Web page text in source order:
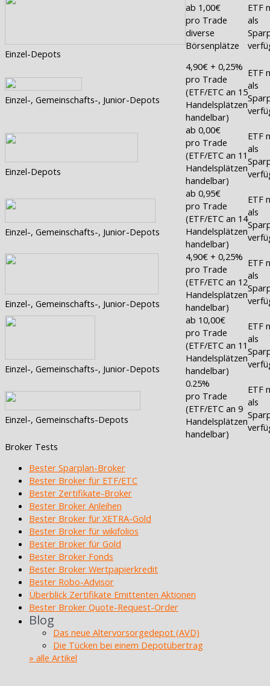
Einzel-Depots
ab 1,00€
pro Trade
diverse
Börsenplätze
ETF
als
Einzel-, Gemeinschafts-, Junior-Depots
4,90€ + 0,25%
pro Trade
(ETF/ETC an 15
Handelsplätzen
handelbar)
ETF
als
Einzel-Depots
ab 0,00€
pro Trade
(ETF/ETC an 11
Handelsplätzen
handelbar)
ETF
als
Einzel-, Gemeinschafts-, Junior-Depots
ab 0,95€
pro Trade
(ETF/ETC an 14
Handelsplätzen
handelbar)
ETF
als
Einzel-, Gemeinschafts-, Junior-Depots
4,90€ + 0,25%
pro Trade
(ETF/ETC an 12
Handelsplätzen
handelbar)
ETF
als
Einzel-, Gemeinschafts-, Junior-Depots
ab 10,00€
pro Trade
(ETF/ETC an 11
Handelsplätzen
handelbar)
ETF
als
Einzel-, Gemeinschafts-Depots
0.25%
pro Trade
(ETF/ETC an 9
Handelsplätzen
handelbar)
ETF
als
Broker Tests
Bester Sparplan-Broker
Bester Broker für ETF/ETC
Bester Zertifikate-Broker
Bester Broker Anleihen
Bester Broker für XETRA-Gold
Bester Broker für wikifolios
Bester Broker für Gold
Bester Broker Fonds
Bester Broker Wertpapierkredit
Bester Robo-Advisor
Überblick Zertifikate Emittenten Aktionen
Bester Broker Quote-Request-Order
Blog
Das neue Altervorsorgedepot (AVD)
Die Tücken bei einem Depotübertrag
» alle Artikel